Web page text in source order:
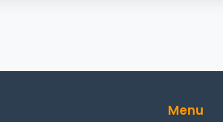
Menu